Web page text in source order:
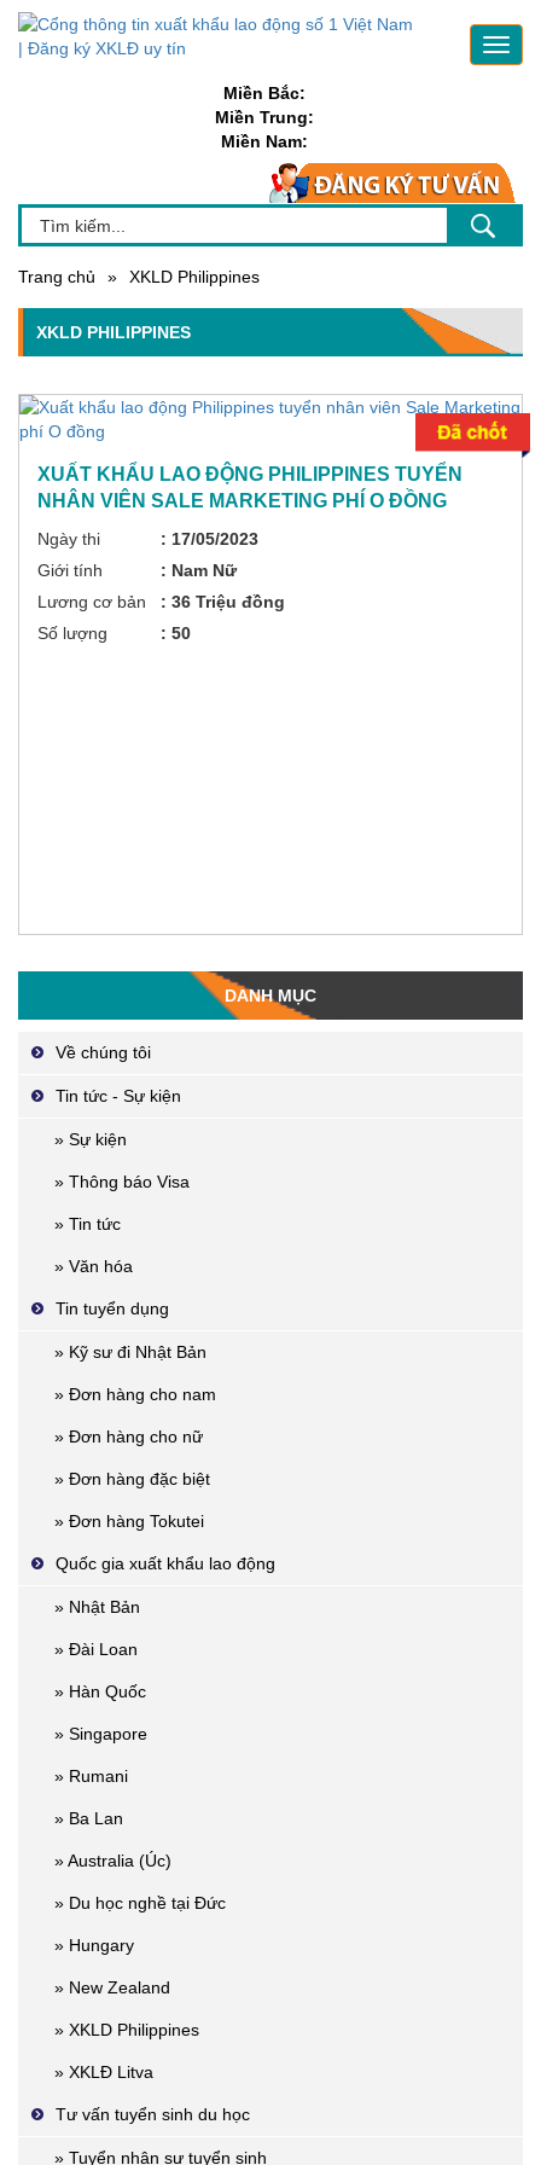
Miền Bắc:
Miền Trung:
Miền Nam:
Trang chủ » XKLD Philippines
XKLD PHILIPPINES
XUẤT KHẨU LAO ĐỘNG PHILIPPINES TUYỂN
NHÂN VIÊN SALE MARKETING PHÍ O ĐỒNG
Ngày thi
: 17/05/2023
Giới tính
: Nam Nữ
Lương cơ bản
: 36 Triệu đồng
Số lượng
: 50
DANH MỤC
Về chúng tôi
Tin tức - Sự kiện
» Sự kiện
» Thông báo Visa
» Tin tức
» Văn hóa
Tin tuyển dụng
» Kỹ sư đi Nhật Bản
» Đơn hàng cho nam
» Đơn hàng cho nữ
» Đơn hàng đặc biệt
» Đơn hàng Tokutei
Quốc gia xuất khẩu lao động
» Nhật Bản
» Đài Loan
» Hàn Quốc
» Singapore
» Rumani
» Ba Lan
» Australia (Úc)
» Du học nghề tại Đức
» Hungary
» New Zealand
» XKLD Philippines
» XKLĐ Litva
Tư vấn tuyển sinh du học
» Tuyển nhân sự tuyển sinh